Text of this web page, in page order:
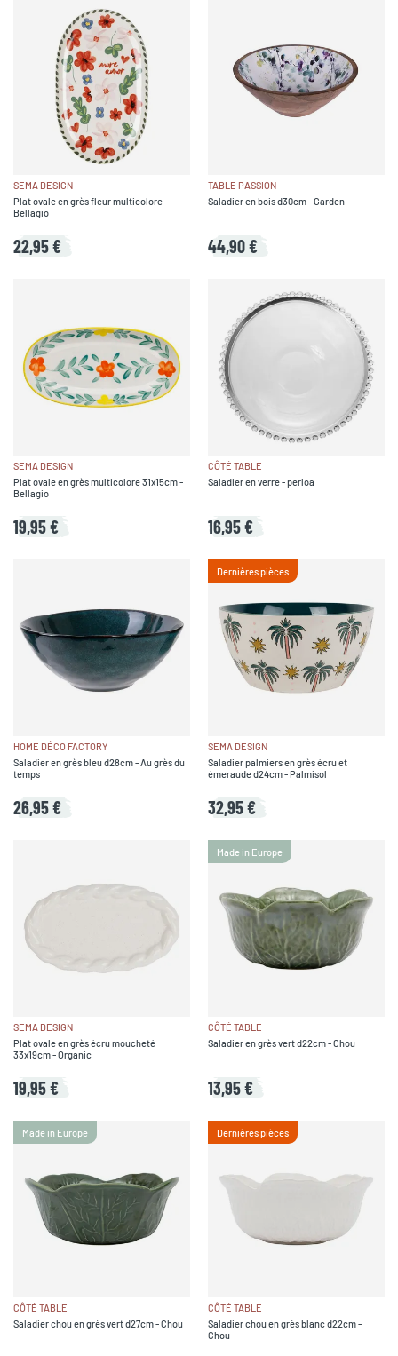
SEMA DESIGN
Plat ovale en grès fleur multicolore -
Bellagio
22,95 €
TABLE PASSION
Saladier en bois d30cm - Garden
44,90 €
SEMA DESIGN
Plat ovale en grès multicolore 31x15cm -
Bellagio
19,95 €
CÔTÉ TABLE
Saladier en verre - perloa
16,95 €
HOME DÉCO FACTORY
Saladier en grès bleu d28cm - Au grès du
temps
26,95 €
Dernières pièces
SEMA DESIGN
Saladier palmiers en grès écru et
émeraude d24cm - Palmisol
32,95 €
SEMA DESIGN
Plat ovale en grès écru moucheté
33x19cm - Organic
19,95 €
Made in Europe
CÔTÉ TABLE
Saladier en grès vert d22cm - Chou
13,95 €
Made in Europe
CÔTÉ TABLE
Saladier chou en grès vert d27cm - Chou
Dernières pièces
CÔTÉ TABLE
Saladier chou en grès blanc d22cm -
Chou